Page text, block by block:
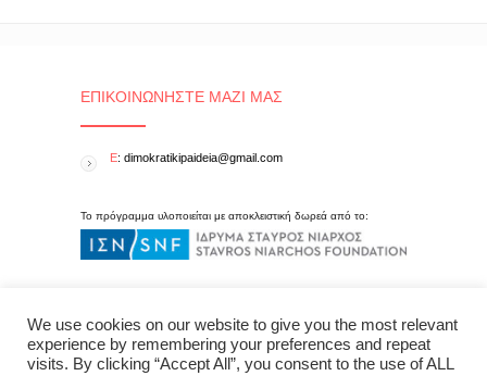
ΕΠΙΚΟΙΝΩΝΉΣΤΕ ΜΑΖΊ ΜΑΣ
E: dimokratikipaideia@gmail.com
Το πρόγραμμα υλοποιείται με αποκλειστική δωρεά από το:
We use cookies on our website to give you the most relevant
experience by remembering your preferences and repeat
visits. By clicking “Accept All”, you consent to the use of ALL